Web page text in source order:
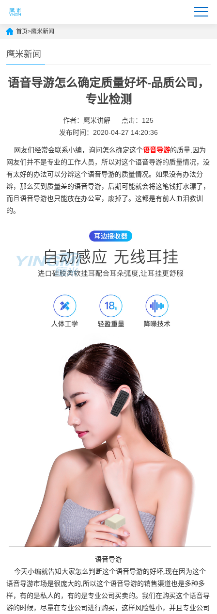
首页>鹰米新闻
鹰米新闻
语音导游怎么确定质量好坏-品质公司，
专业检测
作者：鹰米讲解
点击：125
发布时间：2020-04-27 14:20:36
网友们经常会联系小编，询问怎么确定这个语音导游的质量,因为
网友们并不是专业的工作人员，所以对这个语音导游的质量情况，没
有太好的办法可以分辨这个语音导游的质量情况。如果没有办法分
辨，那么买到质量差的语音导游，后期可能就会将这笔钱打水漂了，
而且语音导游也只能放在办公室，废掉了。这都是有前人血泪教训
的。
语音导游
今天小编就告知大家怎么判断这个语音导游的好坏,现在因为这个
语音导游市场是很庞大的,所以这个语音导游的销售渠道也是多种多
样，有的是私人的，有的是专业公司买卖的。我们在购买这个语音导
游的时候，尽量在专业公司进行购买，这样风险性小，并且专业公司